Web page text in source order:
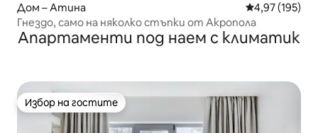
Дом – Атина Средна
4,97 (195)
Гнездо, само на няколко стъпки от Акропола
Апартаменти под наем с климатик
Избор на гостите
Избор на гостите